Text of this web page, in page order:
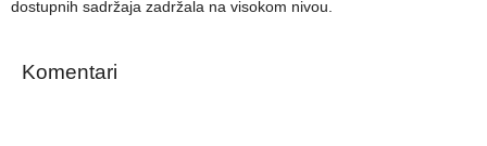
dostupnih sadržaja zadržala na visokom nivou.
Komentari